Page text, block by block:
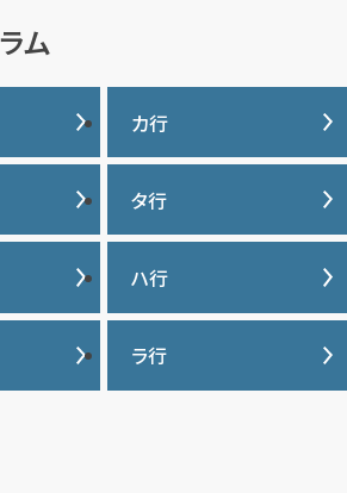
ム
スタンタ
カ行
カナダグース
カルティエ
グッチ
クロムハーツ
ケイト・スペード
タ行
タグ・ホイヤー
ディオール
ティファニー
ハ行
バーバリー
バカラ
ラ行